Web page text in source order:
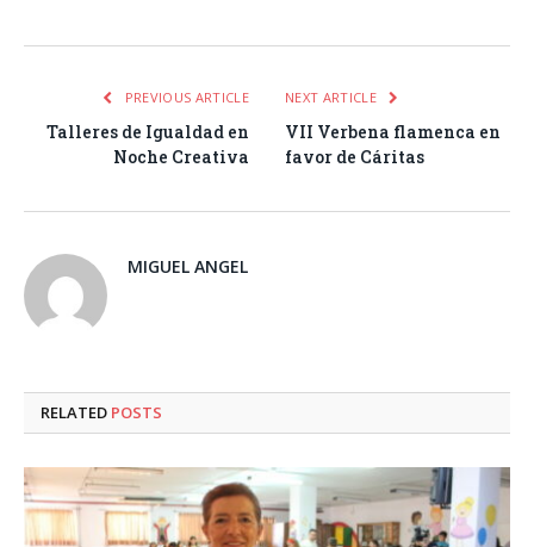
PREVIOUS ARTICLE
Talleres de Igualdad en
Noche Creativa
NEXT ARTICLE
VII Verbena flamenca en
favor de Cáritas
MIGUEL ANGEL
RELATED POSTS